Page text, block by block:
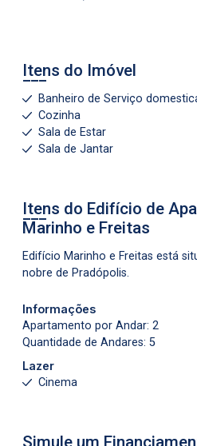
Itens do Imóvel
Banheiro de Serviço
Cozinha
Sala de Estar
Sala de Jantar
Itens do Edifício de
Marinho e Freitas
Edifício Marinho e Freitas está
nobre de Pradópolis.
Informações
Apartamento por Andar: 2
Quantidade de Andares: 5
Lazer
Cinema
Simule um